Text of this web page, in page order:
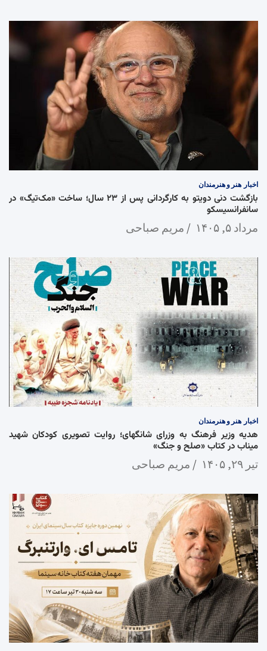
اخبار هنر و هنرمندان
بازگشت دنی دویتو به کارگردانی پس از ۲۳ سال؛ ساخت «مک‌تیگ» در
سانفرانسیسکو
مرداد ۵, ۱۴۰۵ مریم صباحی
اخبار هنر و هنرمندان
هدیه وزیر فرهنگ به وزرای شانگهای؛ روایت تصویری کودکان شهید
میناب در کتاب «صلح و جنگ»
تیر ۲۹, ۱۴۰۵ مریم صباحی